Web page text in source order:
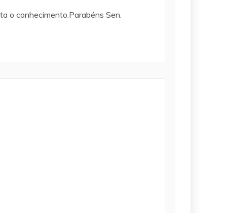
o conhecimento.Parabéns Sen.